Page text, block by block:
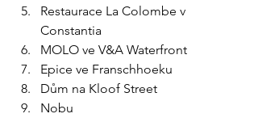
Restaurace La Colombe v
Constantia
MOLO ve V&A Waterfront
Epice ve Franschhoeku
Dům na Kloof Street
Nobu